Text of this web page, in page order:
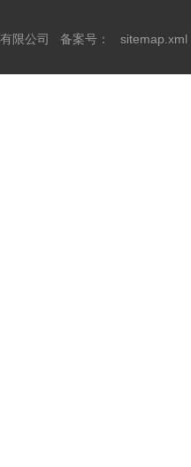
限公司 备案号： sitemap.xml